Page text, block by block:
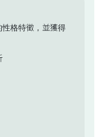
格特徵，並獲得